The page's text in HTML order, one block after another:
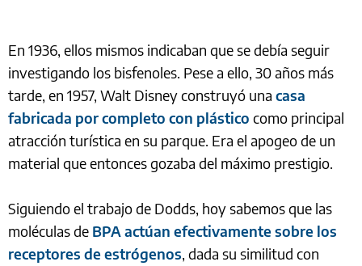
En 1936, ellos mismos indicaban que se debía seguir
investigando los bisfenoles. Pese a ello, 30 años más
tarde, en 1957, Walt Disney construyó una casa
fabricada por completo con plástico como principal
atracción turística en su parque. Era el apogeo de un
material que entonces gozaba del máximo prestigio.
Siguiendo el trabajo de Dodds, hoy sabemos que las
moléculas de BPA actúan efectivamente sobre los
receptores de estrógenos, dada su similitud con